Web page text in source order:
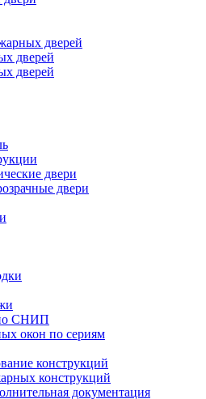
дверей
дверей
дверей
двери
двери
по СНИП
окон по сериям
конструкций
конструкций
документация